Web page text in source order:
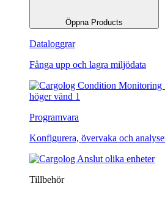
Öppna Products
Dataloggrar
Fånga upp och lagra miljödata
Programvara
Konfigurera, övervaka och
Tillbehör